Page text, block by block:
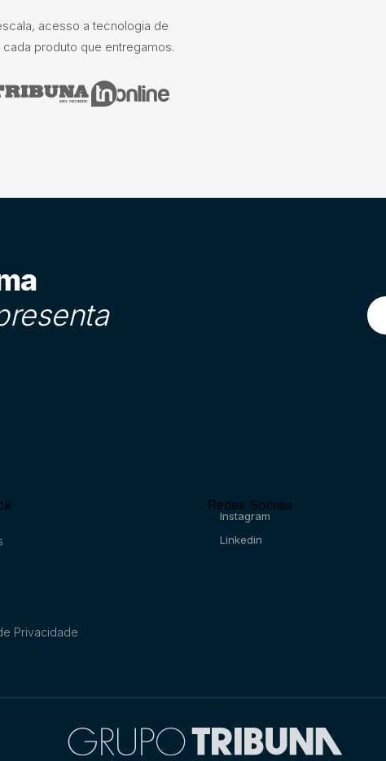
acesso a tecnologia de
produto que entregamos.
Privacidade
Redes Sociais
Instagram
Linkedin